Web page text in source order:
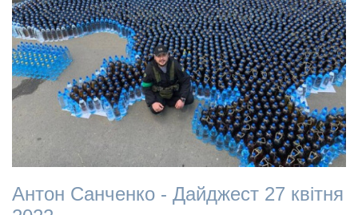
Антон Санченко - Дайджест 27 квітня